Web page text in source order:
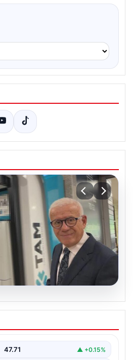
Hakaret İddiaları
Detaylar
yürütülen soruşturma kapsamında
47.71 ▲ +0.15%